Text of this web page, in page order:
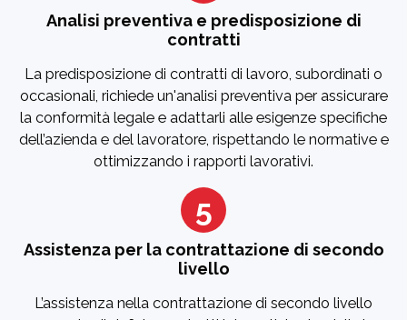
Analisi preventiva e predisposizione di
contratti
La predisposizione di contratti di lavoro, subordinati o
occasionali, richiede un'analisi preventiva per assicurare
la conformità legale e adattarli alle esigenze specifiche
dell’azienda e del lavoratore, rispettando le normative e
ottimizzando i rapporti lavorativi.
5
Assistenza per la contrattazione di secondo
livello
L’assistenza nella contrattazione di secondo livello